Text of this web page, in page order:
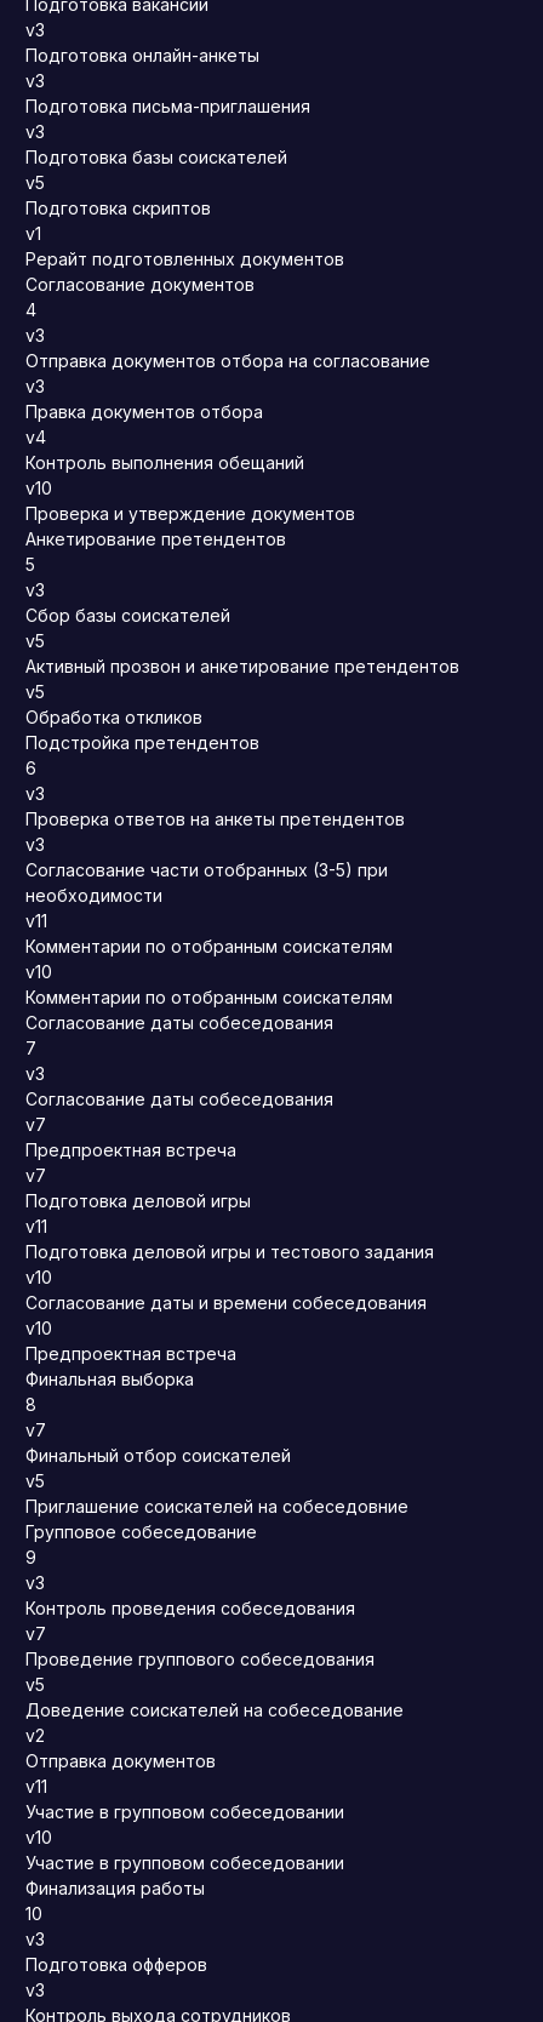
Подготовка вакансии
v3
Подготовка онлайн-анкеты
v3
Подготовка письма-приглашения
v3
Подготовка базы соискателей
v5
Подготовка скриптов
v1
Рерайт подготовленных документов
Согласование документов
4
v3
Отправка документов отбора на согласование
v3
Правка документов отбора
v4
Контроль выполнения обещаний
v10
Проверка и утверждение документов
Анкетирование претендентов
5
v3
Сбор базы соискателей
v5
Активный прозвон и анкетирование претендентов
v5
Обработка откликов
Подстройка претендентов
6
v3
Проверка ответов на анкеты претендентов
v3
Согласование части отобранных (3-5) при
необходимости
v11
Комментарии по отобранным соискателям
v10
Комментарии по отобранным соискателям
Согласование даты собеседования
7
v3
Согласование даты собеседования
v7
Предпроектная встреча
v7
Подготовка деловой игры
v11
Подготовка деловой игры и тестового задания
v10
Согласование даты и времени собеседования
v10
Предпроектная встреча
Финальная выборка
8
v7
Финальный отбор соискателей
v5
Приглашение соискателей на собеседовние
Групповое собеседование
9
v3
Контроль проведения собеседования
v7
Проведение группового собеседования
v5
Доведение соискателей на собеседование
v2
Отправка документов
v11
Участие в групповом собеседовании
v10
Участие в групповом собеседовании
Финализация работы
10
v3
Подготовка офферов
v3
Контроль выхода сотрудников